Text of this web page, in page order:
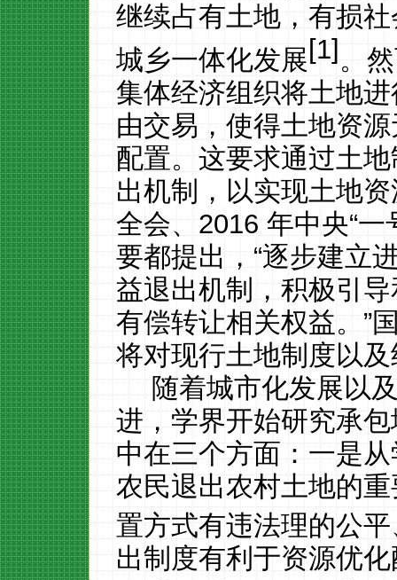
继续占有土地，有损
城乡一体化发展[1]。
集体经济组织将土地
由交易，使得土地资
配置。这要求通过土
出机制，以实现土地
全会、2016年中央“一
要都提出，“逐步建立
益退出机制，积极引
有偿转让相关权益。”
将对现行土地制度以
随着城市化发展以
进，学界开始研究承
中在三个方面：一是
农民退出农村土地的
置方式有违法理的公
出制度有利于资源优